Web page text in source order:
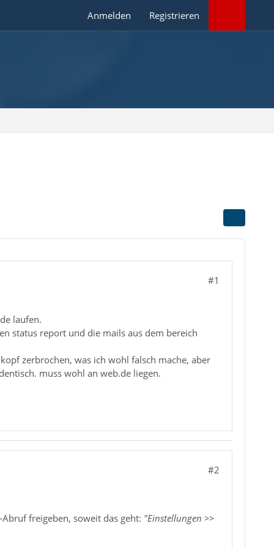
Anmelden Registrieren
#1
laufen.
status report und die mails aus dem bereich
zerbrochen, was ich wohl falsch mache, aber
muss wohl an web.de liegen.
#2
freigeben, soweit das geht: "Einstellungen >>